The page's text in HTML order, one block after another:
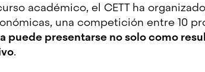
académico, el CETT ha
una competición entre 10
puede presentarse no solo como
.